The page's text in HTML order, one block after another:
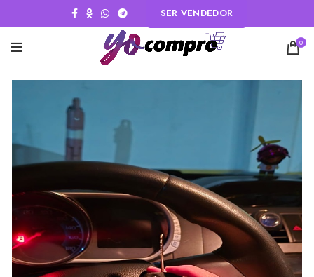
SER VENDEDOR
0